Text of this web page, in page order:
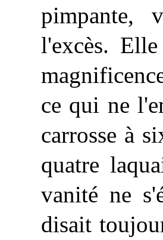
pimpante,
l'excès.
ce qui ne
carrosse à
quatre
vanité ne
disait